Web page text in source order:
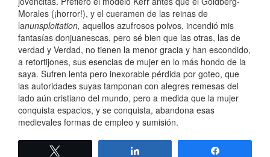
Morales (¡horror!), y el cueramen de las reinas de
lanunsploitation, aquellos azufrosos polvos, incendió mis
fantasías donjuanescas, pero sé bien que las otras, las de
verdad y Verdad, no tienen la menor gracia y han escondido,
a retortijones, sus esencias de mujer en lo más hondo de la
saya. Sufren lenta pero inexorable pérdida por goteo, que
las autoridades suyas tamponan con alegres remesas del
lado aún cristiano del mundo, pero a medida que la mujer
conquista espacios, y se conquista, abandona esas
medievales formas de empleo y sumisión.